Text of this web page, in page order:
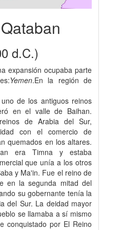
d.C.)
expansión ocupaba parte
Yemen.En la región de
de los antiguos reinos
en el valle de Baihan.
de Arabia del Sur,
con el comercio de
quemados en los altares.
era Timna y estaba
que unía a los otros
y Ma'in. Fue el reino de
en la segunda mitad del
su gobernante tenía la
del Sur. La deidad mayor
se llamaba a sí mismo
conquistado por El Reino